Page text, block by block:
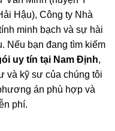
Hậu), Công ty Nhà
minh bạch và sự hài
Nếu bạn đang tìm kiếm
uy tín tại Nam Định,
và kỹ sư của chúng tôi
án phù hợp và
phí.